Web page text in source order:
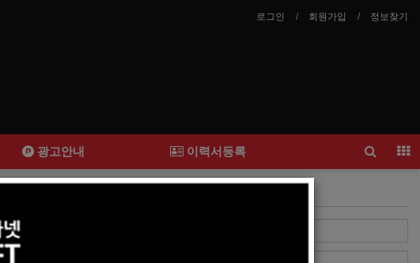
로그인 회원가입 정보찾기
광고안내 이력서등록
실분 모집